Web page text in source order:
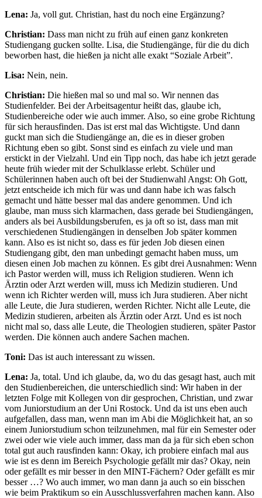
Lena: Ja, voll gut. Christian, hast du noch eine Ergänzung?
Christian: Dass man nicht zu früh auf einen ganz konkreten
Studiengang gucken sollte. Lisa, die Studiengänge, für die du dich
beworben hast, die hießen ja nicht alle exakt “Soziale Arbeit”.
Lisa: Nein, nein.
Christian: Die hießen mal so und mal so. Wir nennen das
Studienfelder. Bei der Arbeitsagentur heißt das, glaube ich,
Studienbereiche oder wie auch immer. Also, so eine grobe Richtung
für sich herausfinden. Das ist erst mal das Wichtigste. Und dann
guckt man sich die Studiengänge an, die es in dieser groben
Richtung eben so gibt. Sonst sind es einfach zu viele und man
erstickt in der Vielzahl. Und ein Tipp noch, das habe ich jetzt gerade
heute früh wieder mit der Schulklasse erlebt. Schüler und
Schülerinnen haben auch oft bei der Studienwahl Angst: Oh Gott,
jetzt entscheide ich mich für was und dann habe ich was falsch
gemacht und hätte besser mal das andere genommen. Und ich
glaube, man muss sich klarmachen, dass gerade bei Studiengängen,
anders als bei Ausbildungsberufen, es ja oft so ist, dass man mit
verschiedenen Studiengängen in denselben Job später kommen
kann. Also es ist nicht so, dass es für jeden Job diesen einen
Studiengang gibt, den man unbedingt gemacht haben muss, um
diesen einen Job machen zu können. Es gibt drei Ausnahmen: Wenn
ich Pastor werden will, muss ich Religion studieren. Wenn ich
Ärztin oder Arzt werden will, muss ich Medizin studieren. Und
wenn ich Richter werden will, muss ich Jura studieren. Aber nicht
alle Leute, die Jura studieren, werden Richter. Nicht alle Leute, die
Medizin studieren, arbeiten als Ärztin oder Arzt. Und es ist noch
nicht mal so, dass alle Leute, die Theologien studieren, später Pastor
werden. Die können auch andere Sachen machen.
Toni: Das ist auch interessant zu wissen.
Lena: Ja, total. Und ich glaube, da, wo du das gesagt hast, auch mit
den Studienbereichen, die unterschiedlich sind: Wir haben in der
letzten Folge mit Kollegen von dir gesprochen, Christian, und zwar
vom Juniorstudium an der Uni Rostock. Und da ist uns eben auch
aufgefallen, dass man, wenn man im Abi die Möglichkeit hat, an so
einem Juniorstudium schon teilzunehmen, mal für ein Semester oder
zwei oder wie viele auch immer, dass man da ja für sich eben schon
total gut auch rausfinden kann: Okay, ich probiere einfach mal aus
wie ist es denn im Bereich Psychologie gefällt mir das? Okay, nein
oder gefällt es mir besser in den MINT-Fächern? Oder gefällt es mir
besser …? Wo auch immer, wo man dann ja auch so ein bisschen
wie beim Praktikum so ein Ausschlussverfahren machen kann. Also